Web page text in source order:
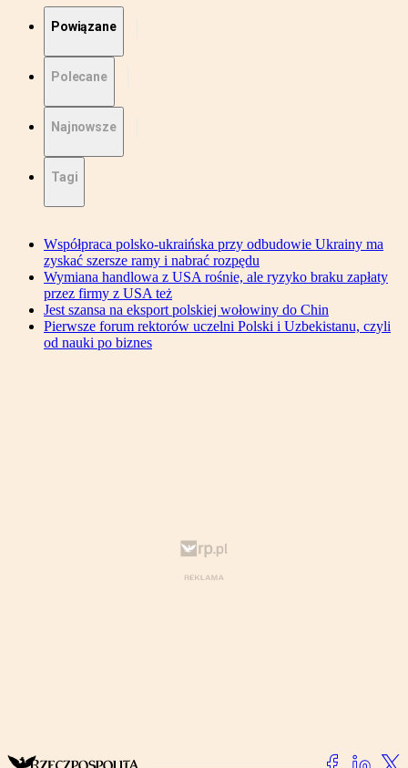
Powiązane
Polecane
Najnowsze
Tagi
Współpraca polsko-ukraińska przy odbudowie Ukrainy ma
zyskać szersze ramy i nabrać rozpędu
Wymiana handlowa z USA rośnie, ale ryzyko braku zapłaty
przez firmy z USA też
Jest szansa na eksport polskiej wołowiny do Chin
Pierwsze forum rektorów uczelni Polski i Uzbekistanu, czyli
od nauki po biznes